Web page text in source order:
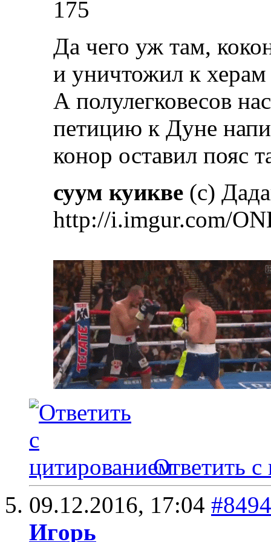
175
Да чего уж там,
и уничтожил к
А полулегковесов
петицию к Дуне
конор оставил пояс
суум куикве (с)
http://i.imgur.com/
Ответить с
09.12.2016, 17:04 #8494
Игoрь